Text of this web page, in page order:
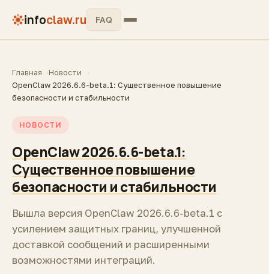
infoclaw.ru FAQ
Главная
Новости
OpenClaw 2026.6.6-beta.1: Существенное повышение
безопасности и стабильности
НОВОСТИ
OpenClaw 2026.6.6-beta.1:
Существенное повышение
безопасности и стабильности
Вышла версия OpenClaw 2026.6.6-beta.1 с
усилением защитных границ, улучшенной
доставкой сообщений и расширенными
возможностями интеграций.